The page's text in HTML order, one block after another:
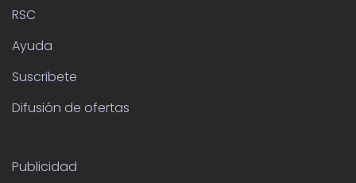
RSC
Ayuda
Suscribete
Difusión de ofertas
Publicidad